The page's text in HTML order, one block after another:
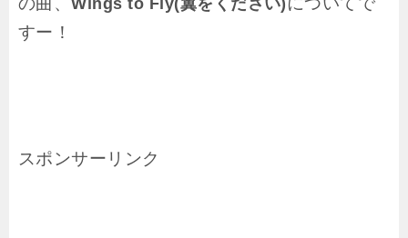
Wings to Fly(翼をください)
すー！
スポンサーリンク